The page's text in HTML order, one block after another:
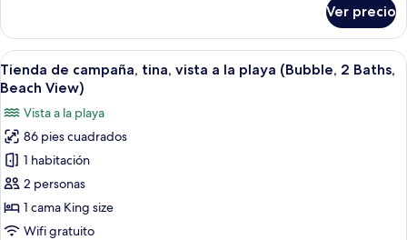
(Bubble,
Private
Pool,
Ocean
View)
de
campaña,
alberca
privada,
al
océano
(Bubble,
Private
Pool,
View)
Ver precio
Abrir
todas
fotos
de
Tienda
de
campaña,
tina,
Vista aérea de un elemento
17
Tienda de campaña, tina, vista a la playa (Bubble, 2 Baths,
Beach View)
Vista a la playa
86 pies cuadrados
1 habitación
2 personas
1 cama King size
Wifi gratuito